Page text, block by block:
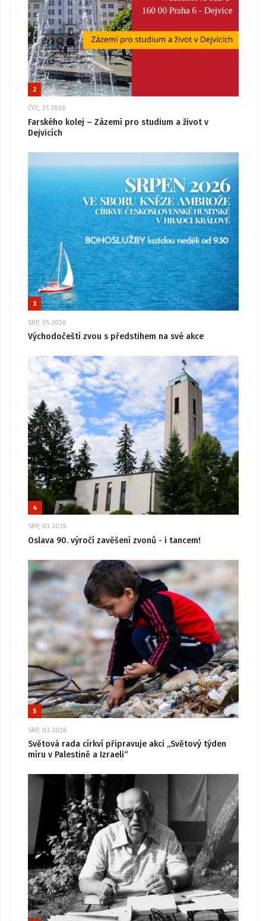
2
ČVC, 31 2026
Farského kolej – Zázemí pro studium a život v
Dejvicích
3
SRP, 05 2026
Východočeští zvou s předstihem na své akce
4
SRP, 03 2026
Oslava 90. výročí zavěšení zvonů - i tancem!
5
SRP, 03 2026
Světová rada církví připravuje akci „Světový týden
míru v Palestině a Izraeli“